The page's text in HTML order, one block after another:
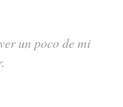
un poco de mi